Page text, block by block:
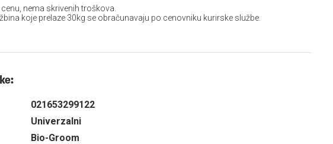
nema skrivenih troškova.
koje prelaze 30kg se obračunavaju po cenovniku kurirske službe.
021653299122
Univerzalni
Bio-Groom